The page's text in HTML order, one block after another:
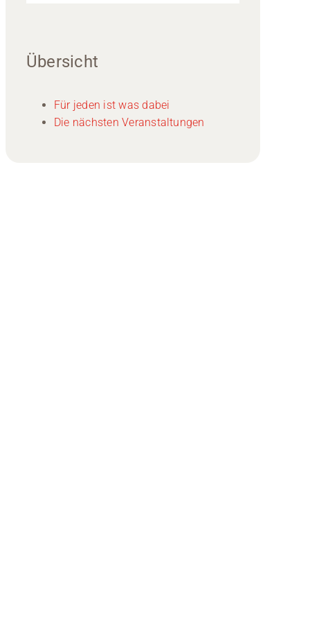
Übersicht
Für jeden ist was dabei
Die nächsten Veranstaltungen